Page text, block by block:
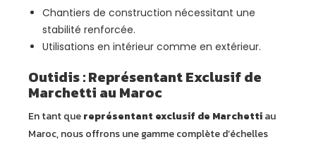
Chantiers de construction nécessitant une
stabilité renforcée.
Utilisations en intérieur comme en extérieur.
Outidis : Représentant Exclusif de
Marchetti au Maroc
En tant quereprésentant exclusif de Marchettiau
Maroc, nous offrons une gamme complète d’échelles